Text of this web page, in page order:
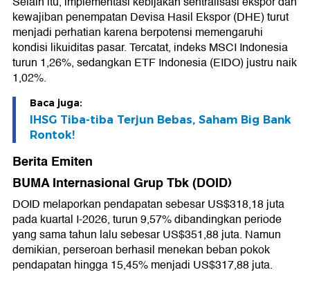
kewajiban penempatan Devisa Hasil Ekspor (DHE) turut
menjadi perhatian karena berpotensi memengaruhi
kondisi likuiditas pasar. Tercatat, indeks MSCI Indonesia
turun 1,26%, sedangkan ETF Indonesia (EIDO) justru naik
1,02%.
Baca juga:
IHSG Tiba-tiba Terjun Bebas, Saham Big Bank
Rontok!
Berita Emiten
BUMA Internasional Grup Tbk (DOID)
DOID melaporkan pendapatan sebesar US$318,18 juta
pada kuartal I-2026, turun 9,57% dibandingkan periode
yang sama tahun lalu sebesar US$351,88 juta. Namun
demikian, perseroan berhasil menekan beban pokok
pendapatan hingga 15,45% menjadi US$317,88 juta.